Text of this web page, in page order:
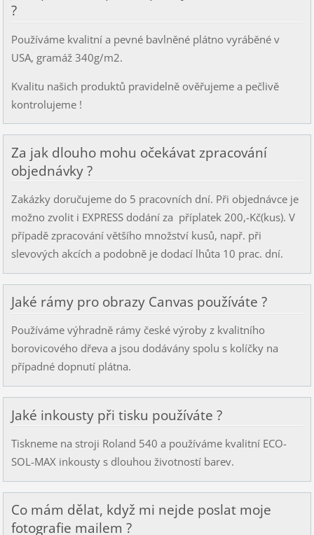
?
Používáme kvalitní a pevné bavlněné plátno vyráběné v
USA, gramáž 340g/m2.
Kvalitu našich produktů pravidelně ověřujeme a pečlivě
kontrolujeme !
Za jak dlouho mohu očekávat zpracování
objednávky ?
Zakázky doručujeme do 5 pracovních dní. Při objednávce je
možno zvolit i EXPRESS dodání za příplatek 200,-Kč(kus). V
případě zpracování většího množství kusů, např. při
slevových akcích a podobně je dodací lhůta 10 prac. dní.
Jaké rámy pro obrazy Canvas používáte ?
Používáme výhradně rámy české výroby z kvalitního
borovicového dřeva a jsou dodávány spolu s kolíčky na
případné dopnutí plátna.
Jaké inkousty při tisku používáte ?
Tiskneme na stroji Roland 540 a používáme kvalitní ECO-
SOL-MAX inkousty s dlouhou životností barev.
Co mám dělat, když mi nejde poslat moje
fotografie mailem ?